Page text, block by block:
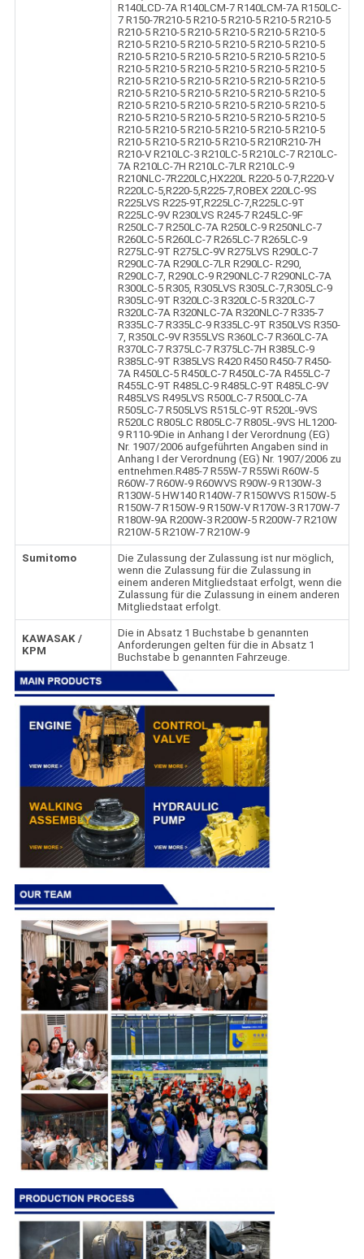
R140LCD-7A R140LCM-7 R140LCM-7A R150LC-
7 R150-7R210-5 R210-5 R210-5 R210-5 R210-5
R210-5 R210-5 R210-5 R210-5 R210-5 R210-5
R210-5 R210-5 R210-5 R210-5 R210-5 R210-5
R210-5 R210-5 R210-5 R210-5 R210-5 R210-5
R210-5 R210-5 R210-5 R210-5 R210-5 R210-5
R210-5 R210-5 R210-5 R210-5 R210-5 R210-5
R210-5 R210-5 R210-5 R210-5 R210-5 R210-5
R210-5 R210-5 R210-5 R210-5 R210-5 R210-5
R210-5 R210-5 R210-5 R210-5 R210-5 R210-5
R210-5 R210-5 R210-5 R210-5 R210-5 R210-5
R210-5 R210-5 R210-5 R210-5 R210R210-7H
R210-V R210LC-3 R210LC-5 R210LC-7 R210LC-
7A R210LC-7H R210LC-7LR R210LC-9
R210NLC-7R220LC,HX220L R220-5 0-7,R220-V
R220LC-5,R220-5,R225-7,ROBEX 220LC-9S
R225LVS R225-9T,R225LC-7,R225LC-9T
R225LC-9V R230LVS R245-7 R245LC-9F
R250LC-7 R250LC-7A R250LC-9 R250NLC-7
R260LC-5 R260LC-7 R265LC-7 R265LC-9
R275LC-9T R275LC-9V R275LVS R290LC-7
R290LC-7A R290LC-7LR R290LC- R290,
R290LC-7, R290LC-9 R290NLC-7 R290NLC-7A
R300LC-5 R305, R305LVS R305LC-7,R305LC-9
R305LC-9T R320LC-3 R320LC-5 R320LC-7
R320LC-7A R320NLC-7A R320NLC-7 R335-7
R335LC-7 R335LC-9 R335LC-9T R350LVS R350-
7, R350LC-9V R355LVS R360LC-7 R360LC-7A
R370LC-7 R375LC-7 R375LC-7H R385LC-9
R385LC-9T R385LVS R420 R450 R450-7 R450-
7A R450LC-5 R450LC-7 R450LC-7A R455LC-7
R455LC-9T R485LC-9 R485LC-9T R485LC-9V
R485LVS R495LVS R500LC-7 R500LC-7A
R505LC-7 R505LVS R515LC-9T R520L-9VS
R520LC R805LC R805LC-7 R805L-9VS HL1200-
9 R110-9Die in Anhang I der Verordnung (EG)
Nr. 1907/2006 aufgeführten Angaben sind in
Anhang I der Verordnung (EG) Nr. 1907/2006 zu
entnehmen.R485-7 R55W-7 R55Wi R60W-5
R60W-7 R60W-9 R60WVS R90W-9 R130W-3
R130W-5 HW140 R140W-7 R150WVS R150W-5
R150W-7 R150W-9 R150W-V R170W-3 R170W-7
R180W-9A R200W-3 R200W-5 R200W-7 R210W
R210W-5 R210W-7 R210W-9
Sumitomo
Die Zulassung der Zulassung ist nur möglich,
wenn die Zulassung für die Zulassung in
einem anderen Mitgliedstaat erfolgt, wenn die
Zulassung für die Zulassung in einem anderen
Mitgliedstaat erfolgt.
KAWASAK /
KPM
Die in Absatz 1 Buchstabe b genannten
Anforderungen gelten für die in Absatz 1
Buchstabe b genannten Fahrzeuge.